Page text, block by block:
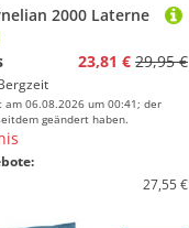
2000 Laterne
23,81 € 29,95 €
06.08.2026 um 00:41; der
geändert haben.
27,55 €